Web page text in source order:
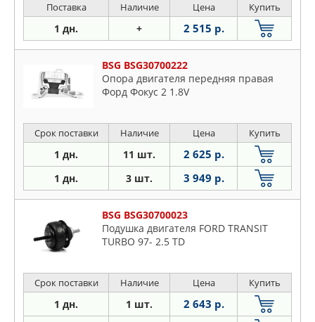
Поставка Наличие Цена Купить
1 дн. + 2 515 р.
BSG BSG30700222
Опора двигателя передняя правая
Форд Фокус 2 1.8V
Срок поставки Наличие Цена Купить
1 дн. 11 шт. 2 625 р.
1 дн. 3 шт. 3 949 р.
BSG BSG30700023
Подушка двигателя FORD TRANSIT
TURBO 97- 2.5 TD
Срок поставки Наличие Цена Купить
1 дн. 1 шт. 2 643 р.